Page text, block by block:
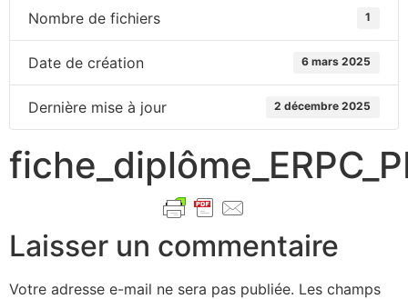
Nombre de fichiers 1
Date de création 6 mars 2025
Dernière mise à jour 2 décembre 2025
Laisser un commentaire
Votre adresse e-mail ne sera pas publiée. Les champs